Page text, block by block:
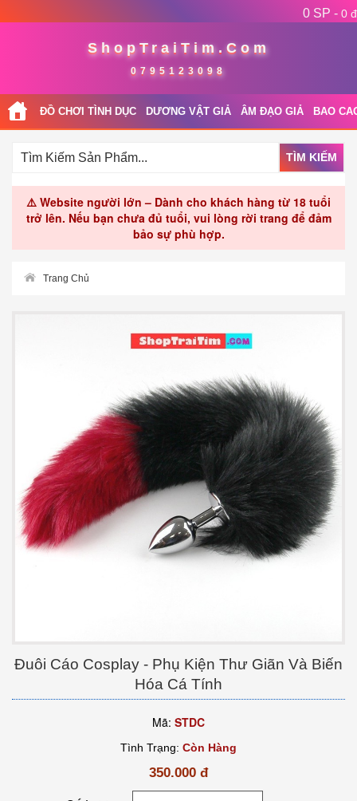
0 SP - 0 đ
ShopTraiTim.Com
0795123098
ĐỒ CHƠI TÌNH DỤC DƯƠNG VẬT GIẢ ÂM ĐẠO GIẢ BAO
TÌM KIẾM
⚠️ Website người lớn – Dành cho khách hàng từ 18 tuổi
trở lên. Nếu bạn chưa đủ tuổi, vui lòng rời trang để đảm
bảo sự phù hợp.
Trang Chủ
Đuôi Cáo Cosplay - Phụ Kiện Thư Giãn Và Biến
Hóa Cá Tính
Mã: STDC
Tình Trạng: Còn Hàng
350.000 đ